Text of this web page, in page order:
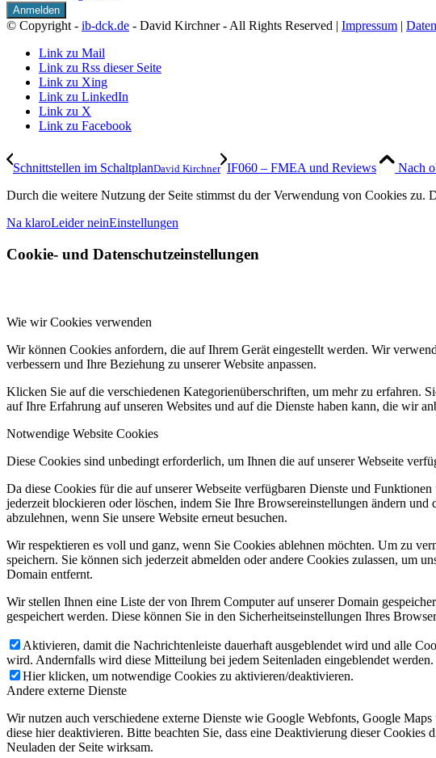
© Copyright - ib-dck.de - David Kirchner - All Rights Reserved | Impressum |
Link zu Mail
Link zu Rss dieser Seite
Link zu Xing
Link zu LinkedIn
Link zu X
Link zu Facebook
Schnittstellen im SchaltplanDavid Kirchner IF060 – FMEA und Reviews
Nach
Durch die weitere Nutzung der Seite stimmst du der Verwendung von Cookies zu.
Na klaroLeider neinEinstellungen
Cookie- und Datenschutzeinstellungen
Wie wir Cookies verwenden
Wir können Cookies anfordern, die auf Ihrem Gerät eingestellt werden. Wir
verbessern und Ihre Beziehung zu unserer Website anpassen.
Klicken Sie auf die verschiedenen Kategorienüberschriften, um mehr zu erfahren.
auf Ihre Erfahrung auf unseren Websites und auf die Dienste haben kann, die wir
Notwendige Website Cookies
Diese Cookies sind unbedingt erforderlich, um Ihnen die auf unserer Webseite
Da diese Cookies für die auf unserer Webseite verfügbaren Dienste und
jederzeit blockieren oder löschen, indem Sie Ihre Browsereinstellungen ändern
abzulehnen, wenn Sie unsere Website erneut besuchen.
Wir respektieren es voll und ganz, wenn Sie Cookies ablehnen möchten. Um zu
speichern. Sie können sich jederzeit abmelden oder andere Cookies zulassen, um
Domain entfernt.
Wir stellen Ihnen eine Liste der von Ihrem Computer auf unserer Domain
gespeichert werden. Diese können Sie in den Sicherheitseinstellungen Ihres
Aktivieren, damit die Nachrichtenleiste dauerhaft ausgeblendet wird und alle
wird. Andernfalls wird diese Mitteilung bei jedem Seitenladen eingeblendet werden.
Hier klicken, um notwendige Cookies zu aktivieren/deaktivieren.
Andere externe Dienste
Wir nutzen auch verschiedene externe Dienste wie Google Webfonts, Google
diese hier deaktivieren. Bitte beachten Sie, dass eine Deaktivierung dieser
Neuladen der Seite wirksam.